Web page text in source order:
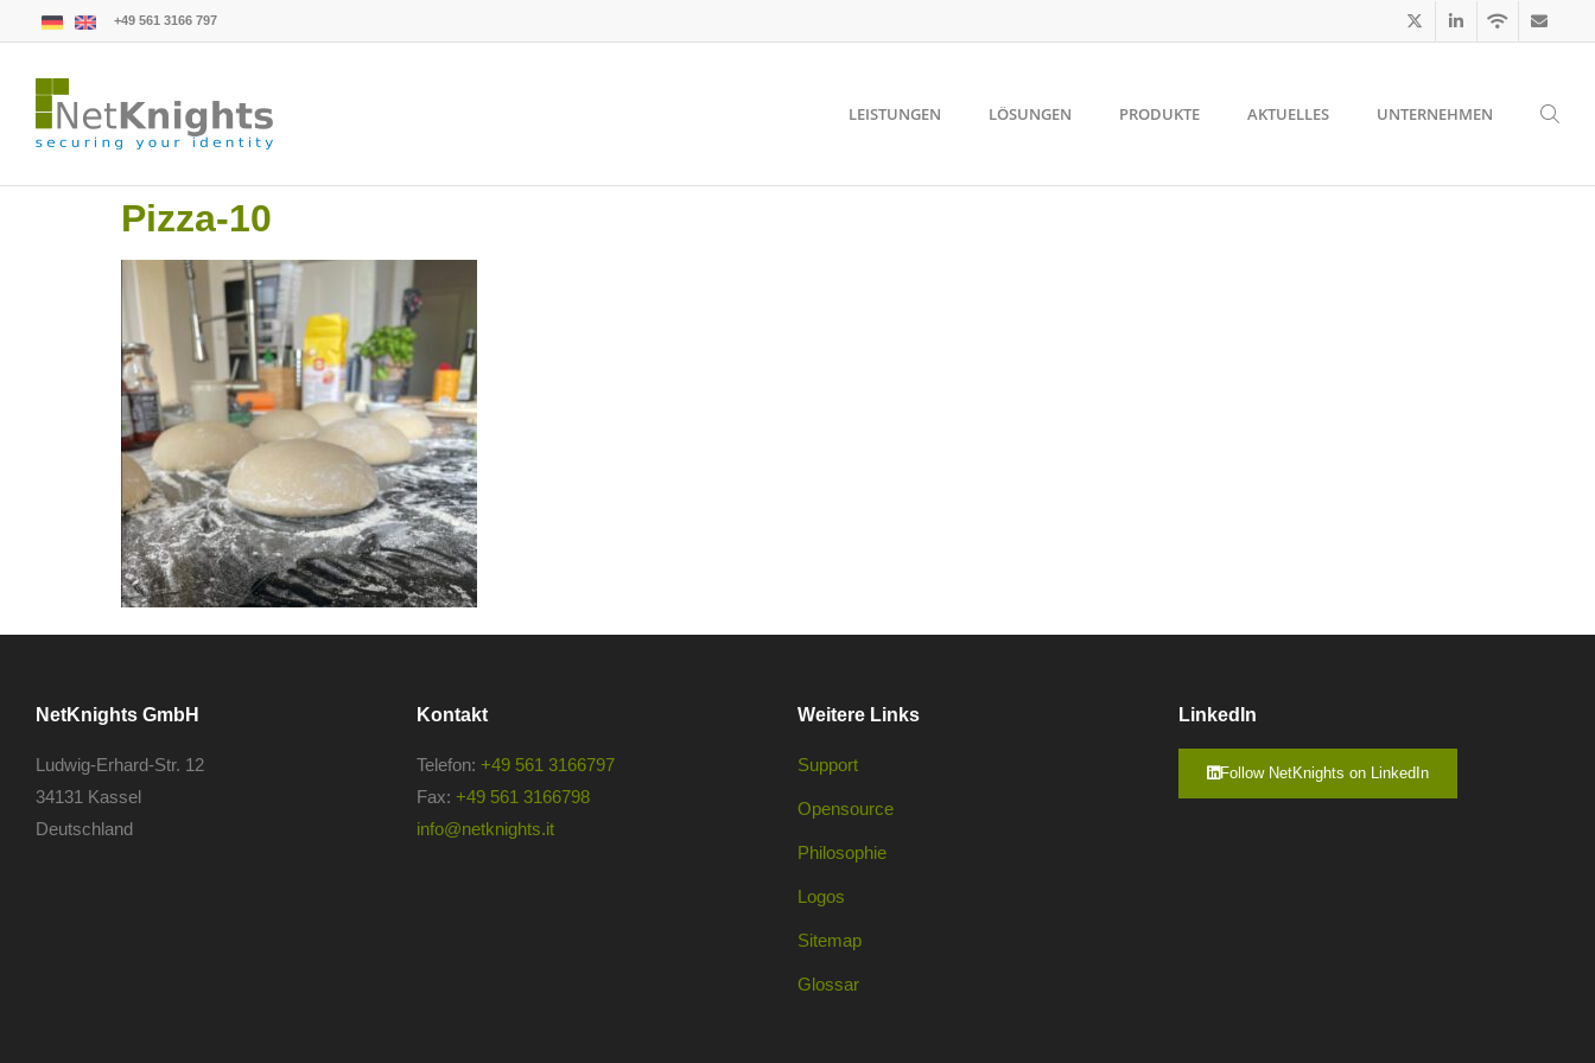
+49 561 3166 797
LEISTUNGEN LÖSUNGEN PRODUKTE AKTUELLES UNTERNEHMEN
Pizza-10
NetKnights GmbH
Ludwig-Erhard-Str. 12
34131 Kassel
Deutschland
Kontakt
Telefon: +49 561 3166797
Fax: +49 561 3166798
info@netknights.it
Weitere Links
Support
Opensource
Philosophie
Logos
Sitemap
Glossar
LinkedIn
Follow NetKnights on LinkedIn